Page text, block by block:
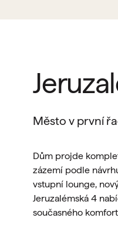
Město v první
Dům projde
zázemí podle
vstupní lounge,
Jeruzalémská 4
současného